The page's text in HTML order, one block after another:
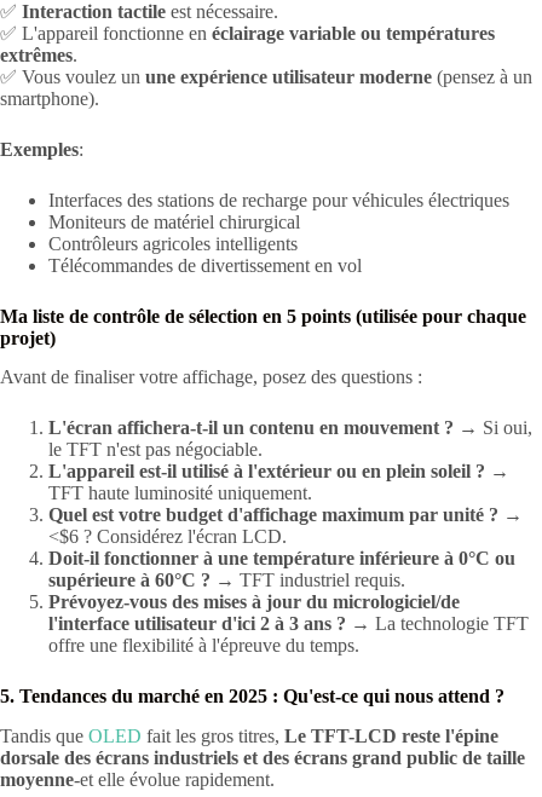
✅ Interaction tactile est nécessaire.
✅ L'appareil fonctionne en éclairage variable ou températures
extrêmes.
✅ Vous voulez un une expérience utilisateur moderne (pensez à un
smartphone).
Exemples:
Interfaces des stations de recharge pour véhicules électriques
Moniteurs de matériel chirurgical
Contrôleurs agricoles intelligents
Télécommandes de divertissement en vol
Ma liste de contrôle de sélection en 5 points (utilisée pour chaque
projet)
Avant de finaliser votre affichage, posez des questions :
L'écran affichera-t-il un contenu en mouvement ? → Si oui,
le TFT n'est pas négociable.
L'appareil est-il utilisé à l'extérieur ou en plein soleil ? →
TFT haute luminosité uniquement.
Quel est votre budget d'affichage maximum par unité ? →
<$6 ? Considérez l'écran LCD.
Doit-il fonctionner à une température inférieure à 0°C ou
supérieure à 60°C ? → TFT industriel requis.
Prévoyez-vous des mises à jour du micrologiciel/de
l'interface utilisateur d'ici 2 à 3 ans ? → La technologie TFT
offre une flexibilité à l'épreuve du temps.
5. Tendances du marché en 2025 : Qu'est-ce qui nous attend ?
Tandis que OLED fait les gros titres, Le TFT-LCD reste l'épine
dorsale des écrans industriels et des écrans grand public de taille
moyenne-et elle évolue rapidement.